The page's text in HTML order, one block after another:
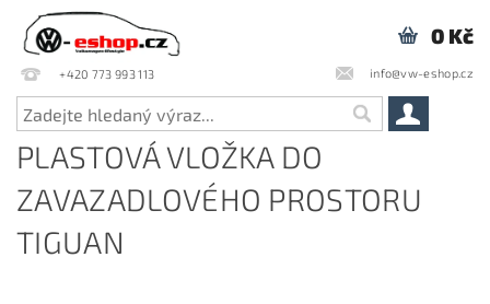
+420 773 993 113 info@vw-eshop.cz
0 Kč
PLASTOVÁ VLOŽKA DO
ZAVAZADLOVÉHO PROSTORU
TIGUAN